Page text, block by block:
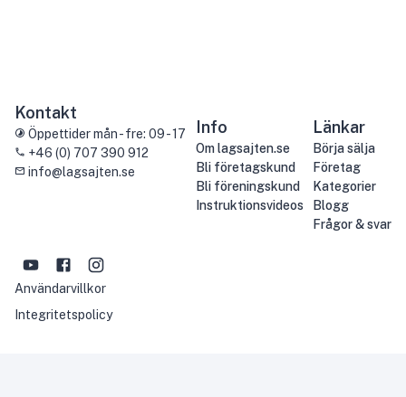
Kontakt
Öppettider mån - fre: 09 - 17
+46 (0) 707 390 912
info@lagsajten.se
Info
Om lagsajten.se
Bli företagskund
Bli föreningskund
Instruktionsvideos
Länkar
Börja sälja
Företag
Kategorier
Blogg
Frågor & svar
Användarvillkor
Integritetspolicy